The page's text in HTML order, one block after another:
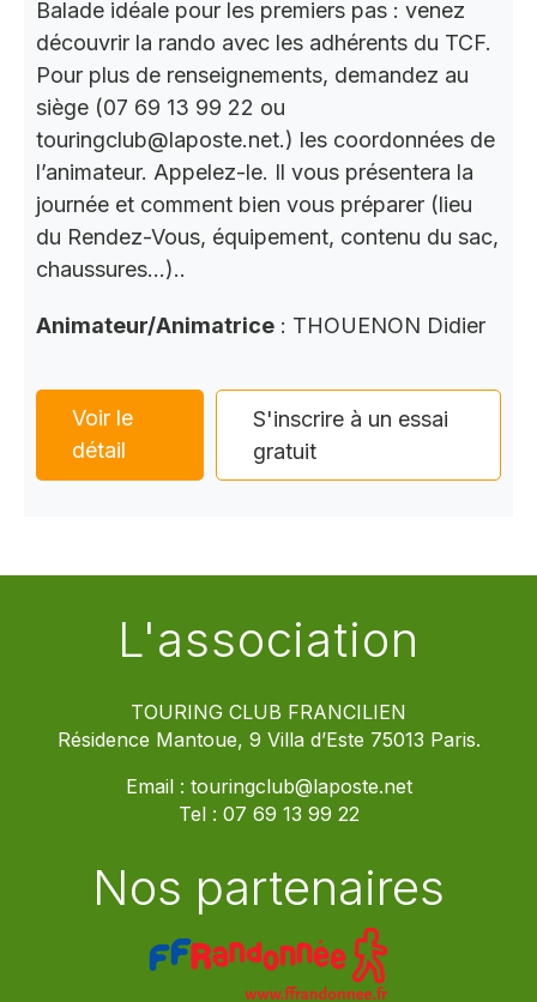
Balade idéale pour les premiers pas : venez
découvrir la rando avec les adhérents du TCF.
Pour plus de renseignements, demandez au
siège (07 69 13 99 22 ou
touringclub@laposte.net.) les coordonnées de
l’animateur. Appelez-le. Il vous présentera la
journée et comment bien vous préparer (lieu
du Rendez-Vous, équipement, contenu du sac,
chaussures…)..
Animateur/Animatrice : THOUENON Didier
Voir le
détail
S'inscrire à un essai
gratuit
L'association
TOURING CLUB FRANCILIEN
Résidence Mantoue, 9 Villa d’Este 75013 Paris.
Email : touringclub@laposte.net
Tel : 07 69 13 99 22
Nos partenaires